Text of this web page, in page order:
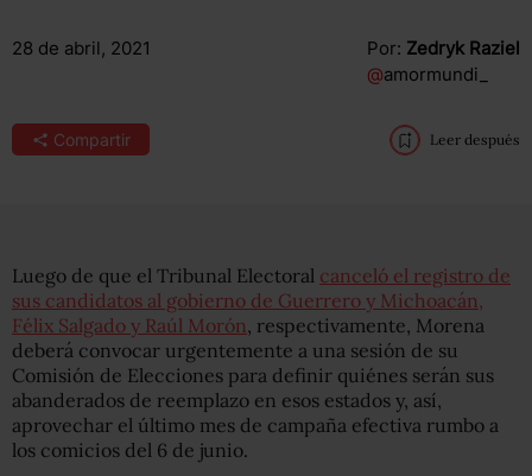
28 de abril, 2021 Por: Zedryk Raziel
@amormundi_
Compartir Leer después
Luego de que el Tribunal Electoral canceló el registro de
sus candidatos al gobierno de Guerrero y Michoacán,
Félix Salgado y Raúl Morón, respectivamente, Morena
deberá convocar urgentemente a una sesión de su
Comisión de Elecciones para definir quiénes serán sus
abanderados de reemplazo en esos estados y, así,
aprovechar el último mes de campaña efectiva rumbo a
los comicios del 6 de junio.